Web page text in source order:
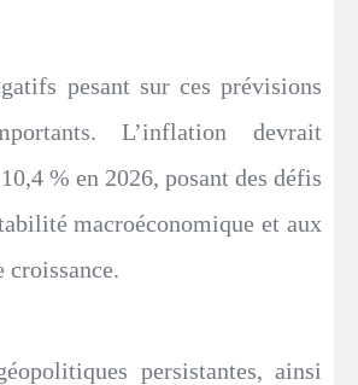
pesant sur ces prévisions
L’inflation devrait
% en 2026, posant des défis
macroéconomique et aux
croissance.
persistantes, ainsi